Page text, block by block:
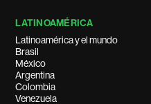
LATINOAMÉRICA
Latinoamérica y el mundo
Brasil
México
Argentina
Colombia
Venezuela